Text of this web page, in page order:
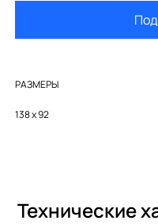
РАЗМЕРЫ
138 x 92
Технические